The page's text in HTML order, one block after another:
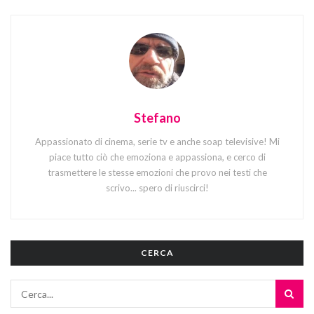
Stefano
Appassionato di cinema, serie tv e anche soap televisive! Mi
piace tutto ciò che emoziona e appassiona, e cerco di
trasmettere le stesse emozioni che provo nei testi che
scrivo... spero di riuscirci!
CERCA